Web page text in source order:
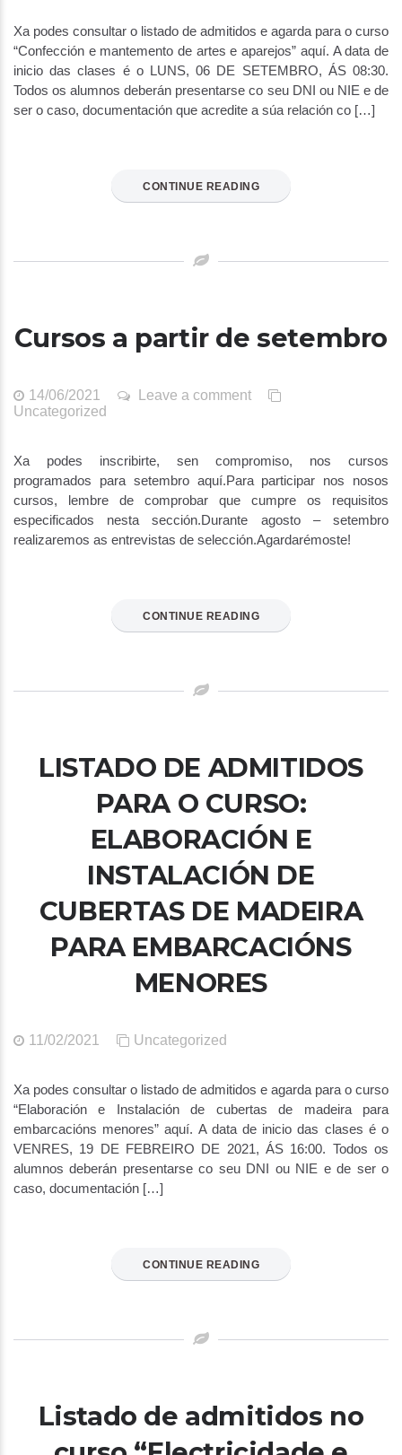
Xa podes consultar o listado de admitidos e agarda para o curso
“Confección e mantemento de artes e aparejos” aquí. A data de
inicio das clases é o LUNS, 06 DE SETEMBRO, ÁS 08:30.
Todos os alumnos deberán presentarse co seu DNI ou NIE e de
ser o caso, documentación que acredite a súa relación co […]
CONTINUE READING
Cursos a partir de setembro
14/06/2021
Leave a comment
Uncategorized
Xa podes inscribirte, sen compromiso, nos cursos
programados para setembro aquí.Para participar nos nosos
cursos, lembre de comprobar que cumpre os requisitos
especificados nesta sección.Durante agosto – setembro
realizaremos as entrevistas de selección.Agardarémoste!
CONTINUE READING
LISTADO DE ADMITIDOS
PARA O CURSO:
ELABORACIÓN E
INSTALACIÓN DE
CUBERTAS DE MADEIRA
PARA EMBARCACIÓNS
MENORES
11/02/2021 Uncategorized
Xa podes consultar o listado de admitidos e agarda para o curso
“Elaboración e Instalación de cubertas de madeira para
embarcacións menores” aquí. A data de inicio das clases é o
VENRES, 19 DE FEBREIRO DE 2021, ÁS 16:00. Todos os
alumnos deberán presentarse co seu DNI ou NIE e de ser o
caso, documentación […]
CONTINUE READING
Listado de admitidos no